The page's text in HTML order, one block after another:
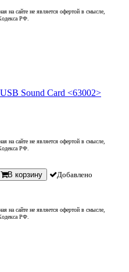
на сайте не является офертой в смысле,
РФ.
Sound Card <63002>
на сайте не является офертой в смысле,
РФ.
В корзину Добавлено
на сайте не является офертой в смысле,
РФ.